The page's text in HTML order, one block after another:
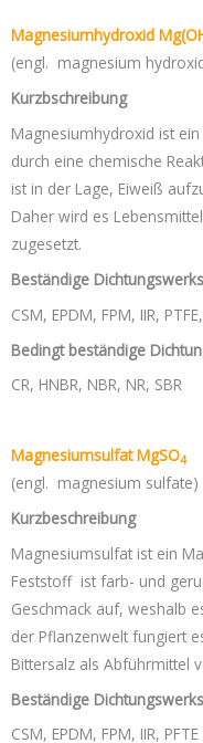
Magnesiumhydroxid
(engl. magnesium
Kurzbschreibung
Magnesiumhydroxid ist
durch eine chemische
ist in der Lage, Eiweiß
Daher wird es
zugesetzt.
Beständige
CSM, EPDM, FPM, IIR,
Bedingt beständige
CR, HNBR, NBR, NR, SBR
Magnesiumsulfat MgSO4
(engl. magnesium sulfate)
Kurzbeschreibung
Magnesiumsulfat ist ein
Feststoff ist farb- und
Geschmack auf, weshalb
der Pflanzenwelt fungiert
Bittersalz als Abführmittel
Beständige
CSM, EPDM, FPM, IIR, PFTE